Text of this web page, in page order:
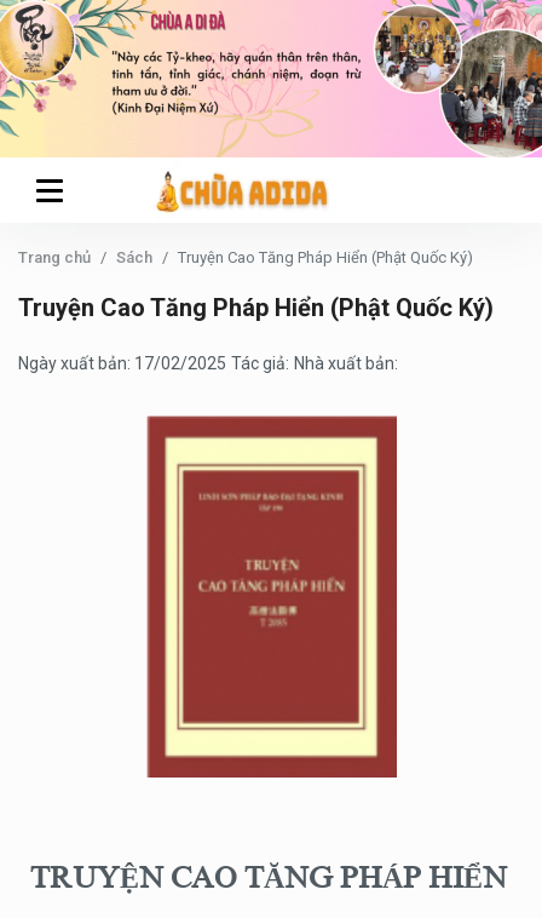
Trang chủ Sách Truyện Cao Tăng Pháp Hiển (Phật Quốc Ký)
Truyện Cao Tăng Pháp Hiển (Phật Quốc Ký)
Ngày xuất bản: 17/02/2025 Tác giả: Nhà xuất bản:
TRUYỆN CAO TĂNG PHÁP HIỂN